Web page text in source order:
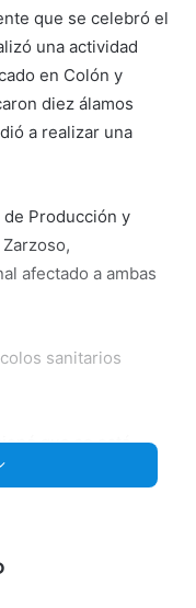
que se celebró el
una actividad
en Colón y
diez álamos
a realizar una
Producción y
afectado a ambas
sanitarios
que se está
fuera de uso